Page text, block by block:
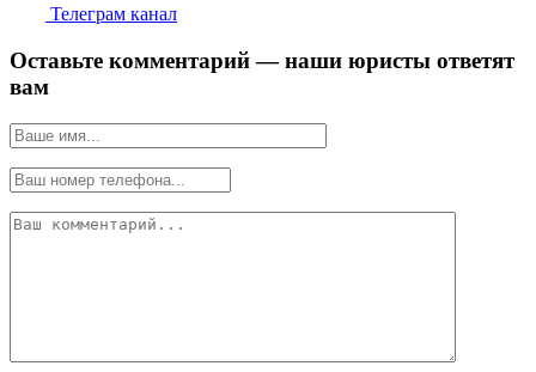
Телеграм канал
Оставьте комментарий — наши юристы ответят
вам